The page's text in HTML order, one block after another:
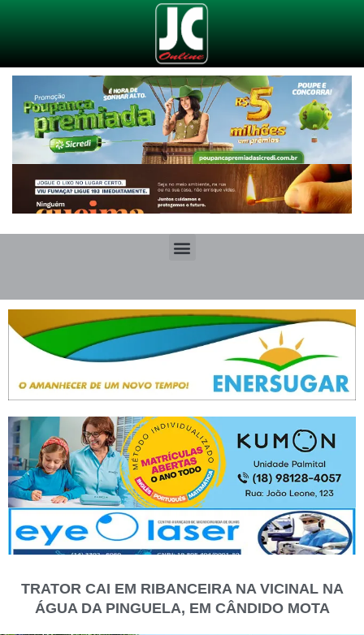
TRATOR CAI EM RIBANCEIRA NA VICINAL NA
ÁGUA DA PINGUELA, EM CÂNDIDO MOTA